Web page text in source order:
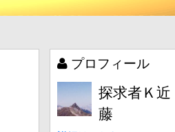
プロフィール
探求者Ｋ近
藤